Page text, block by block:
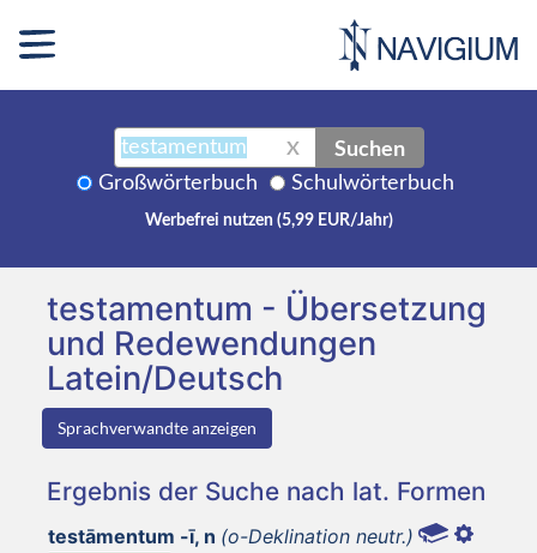
X Suchen
Großwörterbuch Schulwörterbuch
Werbefrei nutzen (5,99 EUR/Jahr)
testamentum - Übersetzung
und Redewendungen
Latein/Deutsch
Sprachverwandte anzeigen
Ergebnis der Suche nach lat. Formen
testāmentum -ī, n (o-Deklination neutr.)